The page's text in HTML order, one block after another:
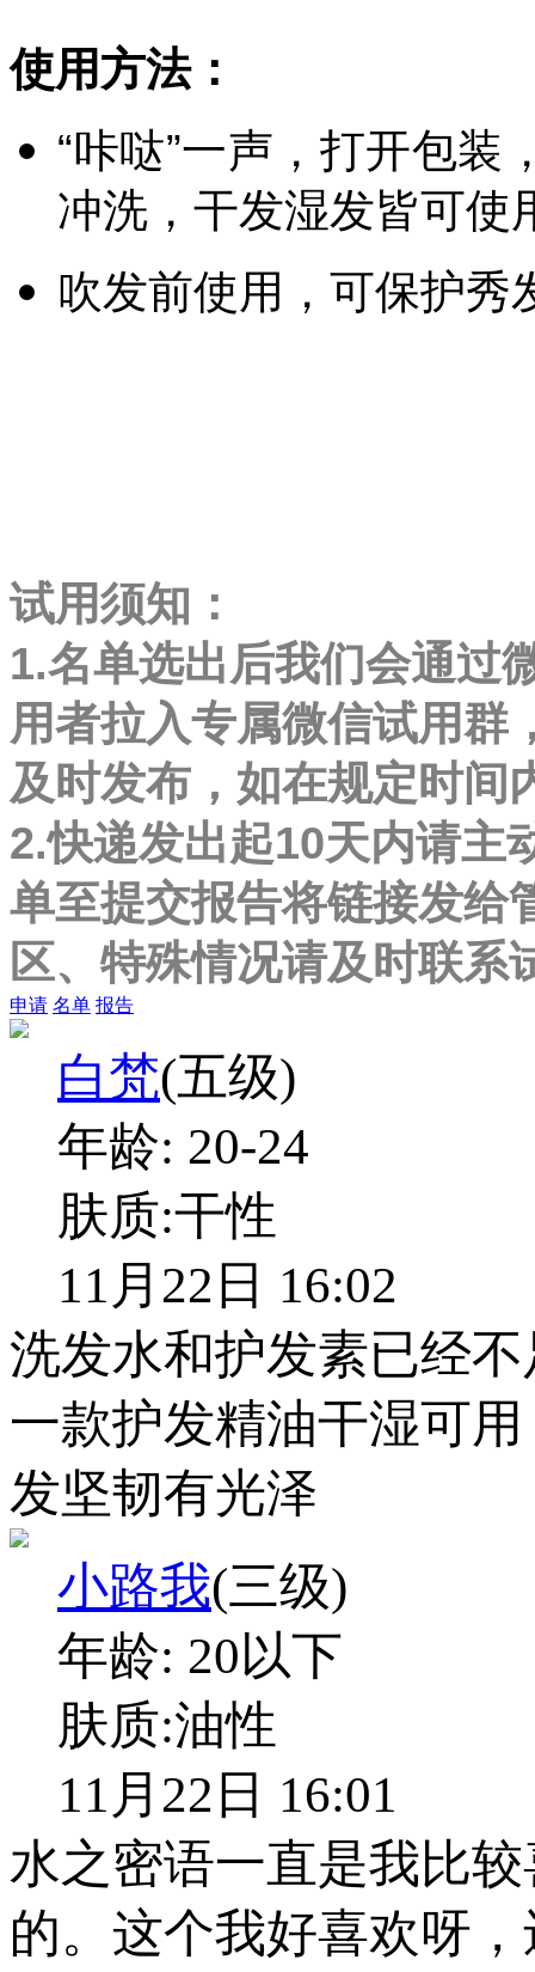
使用方法：
“咔哒”一声，打开包
冲洗，干发湿发皆可使
吹发前使用，可保护秀
试用须知：
1.名单选出后我们会通过
用者拉入专属微信试用群
及时发布，如在规定时间
2.快递发出起10天内请主
单至提交报告将链接发给
区、特殊情况请及时联系
申请 名单 报告
白梵(五级)
年龄: 20-24
肤质:干性
11月22日 16:02
洗发水和护发素已经
一款护发精油干湿可
发坚韧有光泽
小路我(三级)
年龄: 20以下
肤质:油性
11月22日 16:01
水之密语一直是我比
的。这个我好喜欢呀